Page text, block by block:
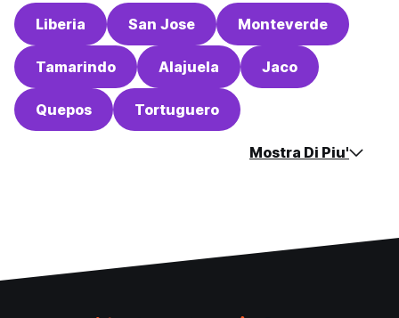
Liberia San Jose Monteverde
Tamarindo Alajuela Jaco
Quepos Tortuguero
Mostra Di Piu'